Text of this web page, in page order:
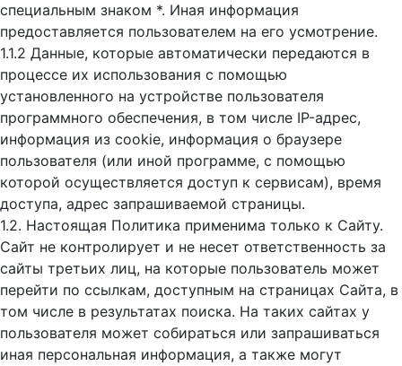
специальным знаком *. Иная информация
предоставляется пользователем на его усмотрение.
1.1.2 Данные, которые автоматически передаются в
процессе их использования с помощью
установленного на устройстве пользователя
программного обеспечения, в том числе IP-адрес,
информация из cookie, информация о браузере
пользователя (или иной программе, с помощью
которой осуществляется доступ к cервисам), время
доступа, адрес запрашиваемой страницы.
1.2. Настоящая Политика применима только к Сайту.
Сайт не контролирует и не несет ответственность за
сайты третьих лиц, на которые пользователь может
перейти по ссылкам, доступным на страницах Сайта, в
том числе в результатах поиска. На таких сайтах у
пользователя может собираться или запрашиваться
иная персональная информация, а также могут